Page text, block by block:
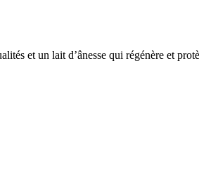
et un lait d’ânesse qui régénère et